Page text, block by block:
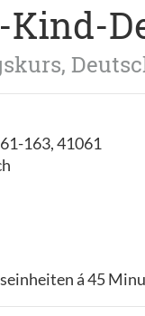
163, 41061
á 45